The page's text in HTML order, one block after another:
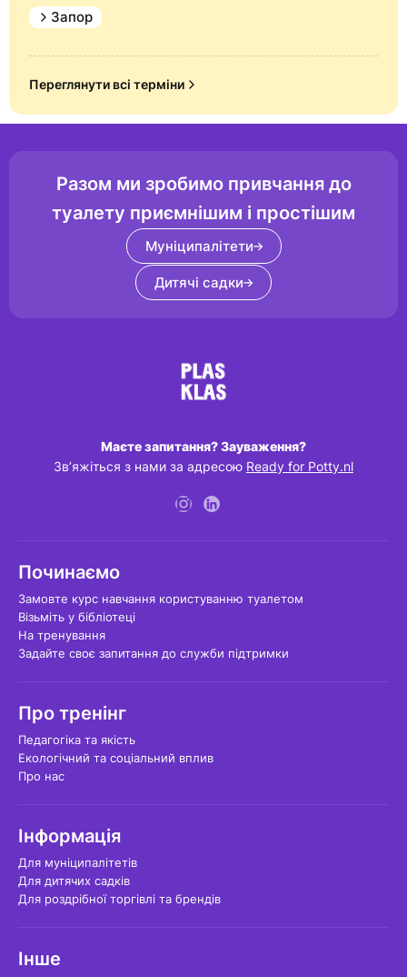
Запор
Переглянути всі терміни
Разом ми зробимо привчання до
туалету приємнішим і простішим
Муніципалітети
Дитячі садки
Маєте запитання? Зауваження?
Зв’яжіться з нами за адресою Ready for Potty.nl
Починаємо
Замовте курс навчання користуванню туалетом
Візьміть у бібліотеці
На тренування
Задайте своє запитання до служби підтримки
Про тренінг
Педагогіка та якість
Екологічний та соціальний вплив
Про нас
Інформація
Для муніципалітетів
Для дитячих садків
Для роздрібної торгівлі та брендів
Інше